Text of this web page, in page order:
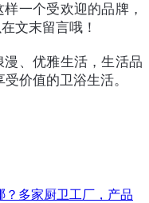
一个受欢迎的品牌，
文末留言哦！
、优雅生活，生活品
价值的卫浴生活。
？多家厨卫工厂，产品